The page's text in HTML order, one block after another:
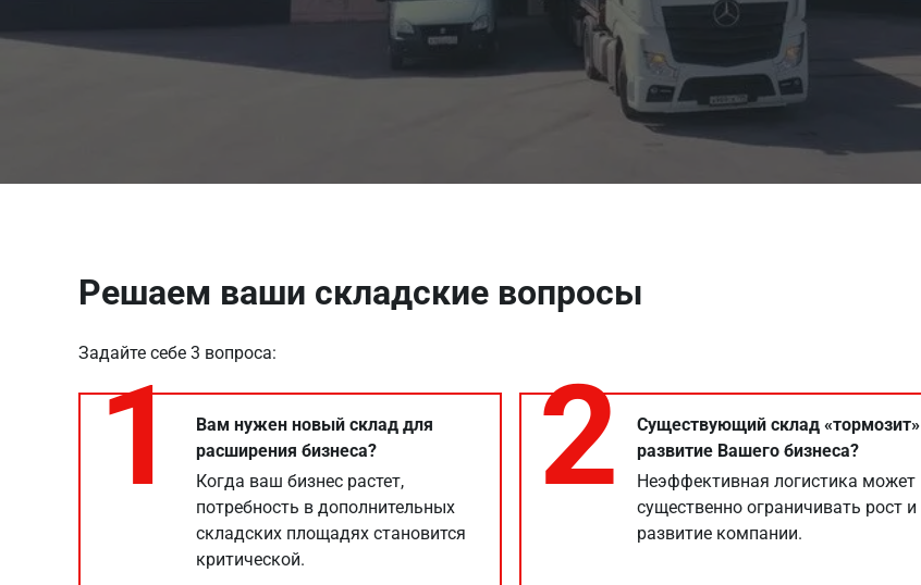
Решаем ваши складские вопросы
Задайте себе 3 вопроса:
1
Вам нужен новый склад для
расширения бизнеса?
Когда ваш бизнес растет,
потребность в дополнительных
складских площадях становится
критической.
2
Существующий склад «тормозит»
развитие Вашего бизнеса?
Неэффективная логистика может
существенно ограничивать рост и
развитие компании.